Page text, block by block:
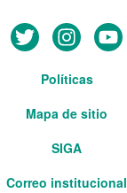
Políticas
Mapa de sitio
SIGA
Correo institucional